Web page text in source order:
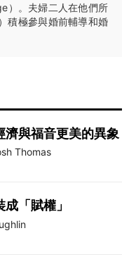
）。夫婦二人在他們所
積極參與婚前輔導和婚
濟與福音更美的異象
Thomas
「賦權」